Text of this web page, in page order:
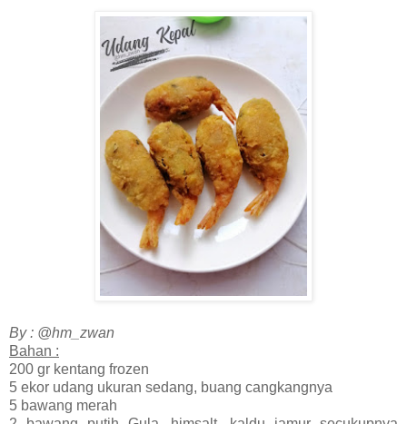
By : @hm_zwan
Bahan :
200 gr kentang frozen
5 ekor udang ukuran sedang, buang cangkangnya
5 bawang merah